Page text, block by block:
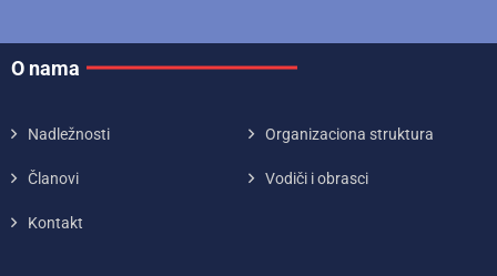
O nama
Nadležnosti Organizaciona struktura
Članovi Vodiči i obrasci
Kontakt